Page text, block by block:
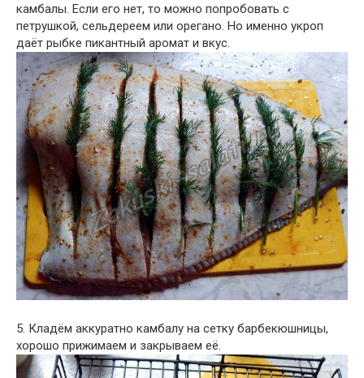
камбалы. Если его нет, то можно попробовать с
петрушкой, сельдереем или орегано. Но именно укроп
даёт рыбке пикантный аромат и вкус.
5. Кладём аккуратно камбалу на сетку барбекюшницы,
хорошо прижимаем и закрываем её.